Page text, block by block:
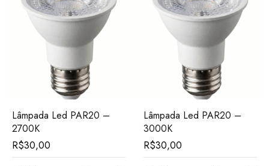
Lâmpada Led PAR20 –
2700K
R$30,00
Lâmpada Led PAR20 –
3000K
R$30,00